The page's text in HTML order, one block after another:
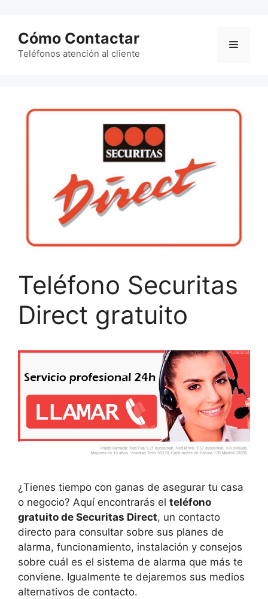
contenido
Cómo Contactar
Teléfonos atención al cliente
Menú
Teléfono Securitas
Direct gratuito
¿Tienes tiempo con ganas de asegurar tu casa
o negocio? Aquí encontrarás el teléfono
gratuito de Securitas Direct, un contacto
directo para consultar sobre sus planes de
alarma, funcionamiento, instalación y consejos
sobre cuál es el sistema de alarma que más te
conviene. Igualmente te dejaremos sus medios
alternativos de contacto.